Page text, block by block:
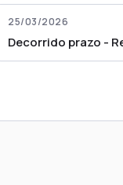
25/03/2026
Decorrido prazo -